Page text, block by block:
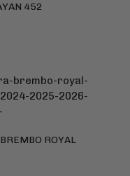
452
ROYAL